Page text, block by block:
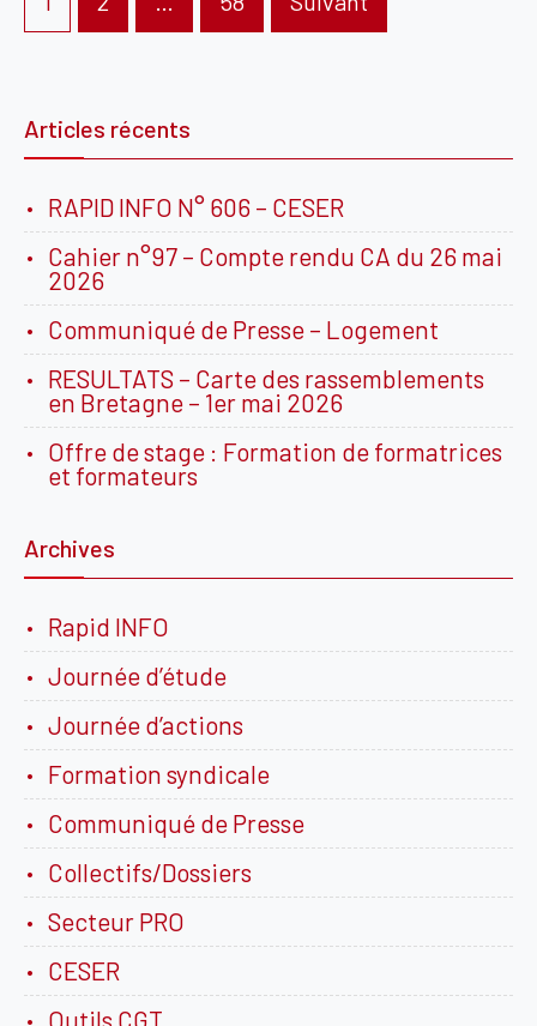
des
Articles récents
RAPID INFO N° 606 – CESER
Cahier n°97 – Compte rendu CA du 26 mai
2026
Communiqué de Presse – Logement
RESULTATS – Carte des rassemblements
en Bretagne – 1er mai 2026
Offre de stage : Formation de formatrices
et formateurs
Archives
Rapid INFO
Journée d’étude
Journée d’actions
Formation syndicale
Communiqué de Presse
Collectifs/Dossiers
Secteur PRO
CESER
Outils CGT